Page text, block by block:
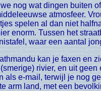
atmosfeer.
spelen al dan niet
enorm. Tussen het
waar een aantal
rivier, en uit
als e-mail, terwijl je nog
arm land, met een